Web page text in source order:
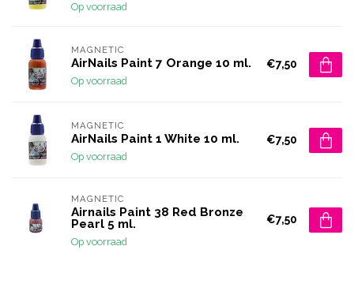
Op voorraad
MAGNETIC
AirNails Paint 7 Orange 10 ml.
Op voorraad
€7,50
MAGNETIC
AirNails Paint 1 White 10 ml.
Op voorraad
€7,50
MAGNETIC
Airnails Paint 38 Red Bronze
Pearl 5 ml.
Op voorraad
€7,50